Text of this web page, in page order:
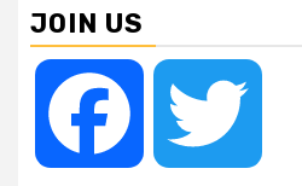
JOIN US
Facebook